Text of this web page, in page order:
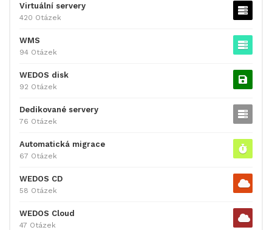
Virtuální servery
420 Otázek
WMS
94 Otázek
WEDOS disk
92 Otázek
Dedikované servery
76 Otázek
Automatická migrace
67 Otázek
WEDOS CD
58 Otázek
WEDOS Cloud
47 Otázek